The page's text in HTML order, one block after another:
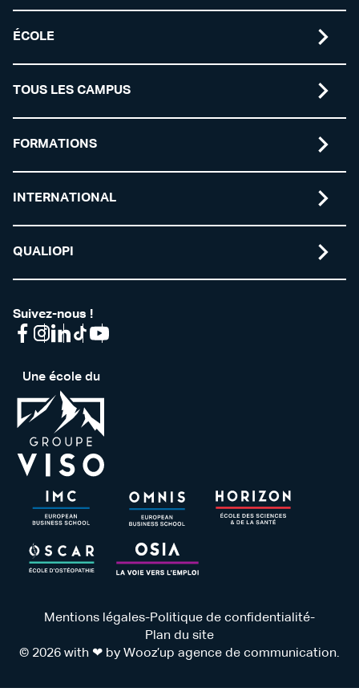
ÉCOLE
TOUS LES CAMPUS
FORMATIONS
INTERNATIONAL
QUALIOPI
Suivez-nous !
Une école du
Mentions légales-Politique de confidentialité-
Plan du site
© 2026 with ❤ by Wooz’up agence de communication.